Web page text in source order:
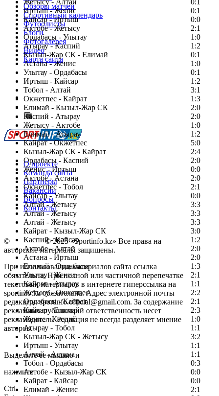
Жетысу - Алтай
0:1
Иртыш - Женис
0:1
Кайсар - Иртыш
0:0
Актобе - Жетысу
2:1
Ордабасы - Улытау
1:0
Атырау - Каспий
1:2
Кызыл-Жар СК - Елимай
0:1
Астана - Женис
1:0
Улытау - Ордабасы
0:1
Иртыш - Кайсар
1:2
Тобол - Алтай
3:1
Окжетпес - Кайрат
1:3
Елимай - Кызыл-Жар СК
2:0
Каспий - Атырау
2:0
Жетысу - Актобе
1:0
Елимай - Атырау
1:2
Кайрат - Окжетпес
5:0
Кызыл-Жар СК - Кайрат
2:4
Ордабасы - Каспий
2:0
Женис - Иртыш
0:0
Актобе - Астана
2:0
Окжетпес - Тобол
2:1
Кайсар - Улытау
0:0
Алтай - Жетысу
3:3
Алтай - Жетысу
3:3
Алтай - Жетысу
3:3
Кайрат - Кызыл-Жар СК
3:0
Каспий - Кайсар
1:2
Актобе - Алтай
2:0
Астана - Иртыш
2:0
Елимай - Ордабасы
1:3
Улытау - Женис
2:1
Кайрат - Атырау
1:1
Жетысу - Окжетпес
2:2
Ордабасы - Кайрат
2:1
Кайсар - Елимай
2:3
Женис - Каспий
1:0
Атырау - Тобол
1:1
Кызыл-Жар СК - Жетысу
3:2
Иртыш - Улытау
1:1
Алтай - Астана
1:1
Тобол - Ордабасы
0:3
Актобе - Кызыл-Жар СК
0:0
Кайрат - Кайсар
0:0
Елимай - Женис
2:1
Обзоры матчей
Спортивный календарь
Футболисты
Блоги
Фотогалерея
Видео
Карта сайта
Есть идея?
Сообщить о мероприятии
Перейти на старый сайт
О проекте
Команда сайта
Партнеры
Вакансии
Вопросы
Контакты
© Copyright© 2025 «Sportinfo.kz» Все права на
авторские материалы защищены.
При использовании материалов сайта ссылка
обязательна. При полной или частичной перепечатке
текстовых материалов в интернете гиперссылка на
sportinfo.kz обязательна. Адрес электронной почты
редакции: sportinfo.official@gmail.com. За содержание
рекламных публикаций ответственность несет
рекламодатель. Редакция не всегда разделяет мнение
авторов.
Заметили ошибку в тексте?
Выделите ее мышью и
нажмите
Ctrl